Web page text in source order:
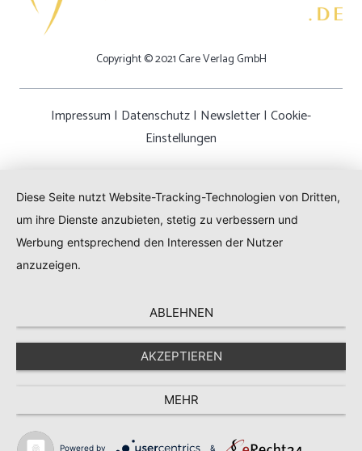
Copyright © 2021 Care Verlag GmbH
Impressum | Datenschutz| Newsletter| Cookie-
Einstellungen
Diese Seite nutzt Website-Tracking-Technologien von Dritten,
um ihre Dienste anzubieten, stetig zu verbessern und
Werbung entsprechend den Interessen der Nutzer
anzuzeigen.
ABLEHNEN
AKZEPTIEREN
MEHR
Powered by &